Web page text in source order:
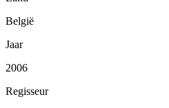
België
Jaar
2006
Regisseur